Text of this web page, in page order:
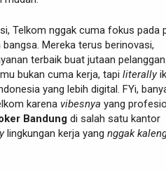
Telkom nggak cuma fokus pada
Mereka terus berinovasi,
terbaik buat jutaan
bukan cuma kerja, tapi literally
yang lebih digital. FYi,
karena vibesnya yang
Bandung di salah satu kantor
lingkungan kerja yang nggak